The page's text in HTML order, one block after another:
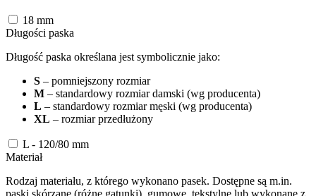
18 mm
Długości paska
Długość paska określana jest symbolicznie jako:
S – pomniejszony rozmiar
M – standardowy rozmiar damski (wg producenta)
L – standardowy rozmiar męski (wg producenta)
XL – rozmiar przedłużony
L - 120/80 mm
Materiał
Rodzaj materiału, z którego wykonano pasek. Dostępne są m.in.
paski skórzane (różne gatunki), gumowe, tekstylne lub wykonane z